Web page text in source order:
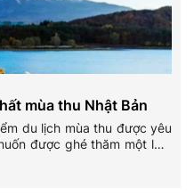
mùa thu Nhật Bản
du lịch mùa thu được yêu
được ghé thăm một lần.